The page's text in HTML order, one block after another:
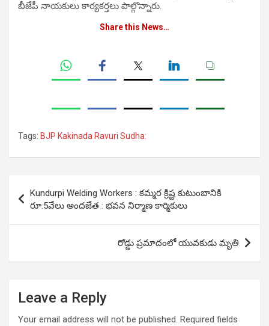
బీజేపీ నాయకులు కార్యకర్తలు పాల్గొన్నారు.
Share this News…
Tags: BJP Kakinada Ravuri Sudha:
navigation
Kundurpi Welding Workers : కమ్మర క్రిష్ట కుటుంబానికి
రూ.5వేలు అంద‌జేత‌ : భవన నిర్మాణ కార్మికులు
రోడ్డు ప్రమాదంలో యువకుడు మృతి
Leave a Reply
Your email address will not be published. Required fields